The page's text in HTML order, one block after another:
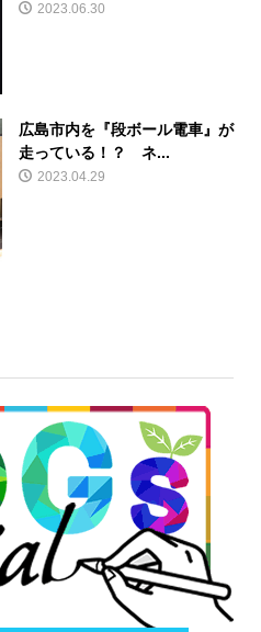
2023.06.30
広島市内を『段ボール電車』が
走っている！？ ネ...
2023.04.29